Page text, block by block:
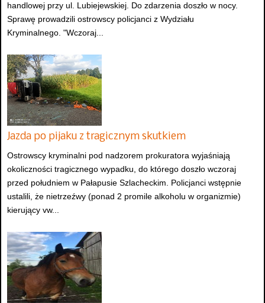
handlowej przy ul. Lubiejewskiej. Do zdarzenia doszło w nocy.
Sprawę prowadzili ostrowscy policjanci z Wydziału
Kryminalnego. "Wczoraj...
Jazda po pijaku z tragicznym skutkiem
Ostrowscy kryminalni pod nadzorem prokuratora wyjaśniają
okoliczności tragicznego wypadku, do którego doszło wczoraj
przed południem w Pałapusie Szlacheckim. Policjanci wstępnie
ustalili, że nietrzeźwy (ponad 2 promile alkoholu w organizmie)
kierujący vw...